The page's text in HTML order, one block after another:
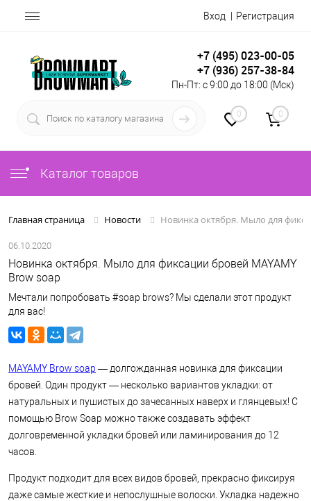
Вход Регистрация
+7 (495) 023-00-05
+7 (936) 257-38-84
Пн-Пт: с 9:00 до 18:00 (Мск)
0 0
Каталог товаров
Главная страница Новости Новинка октября. Мыло для
06.10.2020
Новинка октября. Мыло для фиксации бровей MAYAMY
Brow soap
Мечтали попробовать #soap brows? Мы сделали этот продукт
для вас!
MAYAMY Brow soap — долгожданная новинка для фиксации
бровей. Один продукт — несколько вариантов укладки: от
натуральных и пушистых до зачесанных наверх и глянцевых! С
помощью Brow Soap можно также создавать эффект
долговременной укладки бровей или ламинирования до 12
часов.
Продукт подходит для всех видов бровей, прекрасно фиксируя
даже самые жесткие и непослушные волоски. Укладка надежно